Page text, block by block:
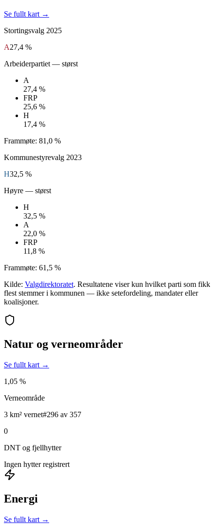
Se fullt kart →
Stortingsvalg 2025
A27,4 %
Arbeiderpartiet — størst
A
27,4 %
FRP
25,6 %
H
17,4 %
Frammøte: 81,0 %
Kommunestyrevalg 2023
H32,5 %
Høyre — størst
H
32,5 %
A
22,0 %
FRP
11,8 %
Frammøte: 61,5 %
Kilde: Valgdirektoratet. Resultatene viser kun hvilket parti som fikk
flest stemmer i kommunen — ikke setefordeling, mandater eller
koalisjoner.
Natur og verneområder
Se fullt kart →
1,05 %
Verneområde
3 km² vernet#296 av 357
0
DNT og fjellhytter
Ingen hytter registrert
Energi
Se fullt kart →